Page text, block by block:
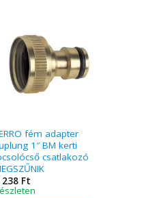
fém adapter
1″ BM kerti
csatlakozó
238 Ft